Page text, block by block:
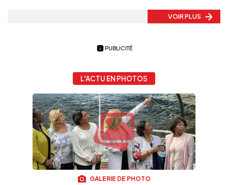
VOIR PLUS
PUBLICITÉ
L'ACTU EN PHOTOS
GALERIE DE PHOTO